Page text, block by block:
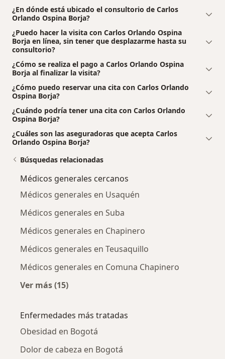
¿En dónde está ubicado el consultorio de Carlos
Orlando Ospina Borja?
¿Puedo hacer la visita con Carlos Orlando Ospina
Borja en línea, sin tener que desplazarme hasta su
consultorio?
¿Cómo se realiza el pago a Carlos Orlando Ospina
Borja al finalizar la visita?
¿Cómo puedo reservar una cita con Carlos Orlando
Ospina Borja?
¿Cuándo podría tener una cita con Carlos Orlando
Ospina Borja?
¿Cuáles son las aseguradoras que acepta Carlos
Orlando Ospina Borja?
Búsquedas relacionadas
Médicos generales cercanos
Médicos generales en Usaquén
Médicos generales en Suba
Médicos generales en Chapinero
Médicos generales en Teusaquillo
Médicos generales en Comuna Chapinero
Ver más (15)
Enfermedades más tratadas
Obesidad en Bogotá
Dolor de cabeza en Bogotá